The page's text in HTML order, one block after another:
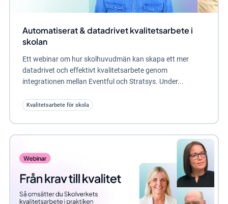
Automatiserat & datadrivet kvalitetsarbete i
skolan
Ett webinar om hur skolhuvudmän kan skapa ett mer
datadrivet och effektivt kvalitetsarbete genom
integrationen mellan Eventful och Stratsys. Under...
Kvalitetsarbete för skola